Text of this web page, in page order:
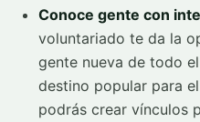
Conoce gente con
voluntariado te da la
gente nueva de todo
destino popular para
podrás crear vínculos